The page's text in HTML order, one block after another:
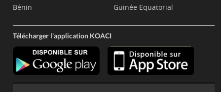
Bénin
Guinée Equatorial
Télécharger l'application KOACI